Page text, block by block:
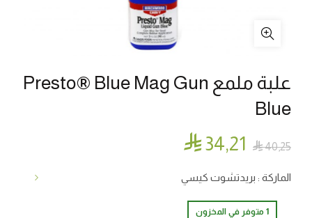
علبة ملمع Presto® Blue Mag Gun
Blue
 40٫25  34٫21
الماركة : بريدتشوت كيسي
1 متوفر في المخزون